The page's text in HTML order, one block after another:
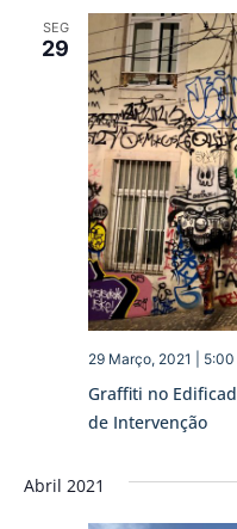
SEG
29
Graffiti no
de Intervenção
29 Março, 2021 | 5:00
Abril 2021